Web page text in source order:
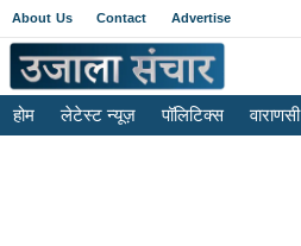
About Us Contact Advertise
होम लेटेस्ट न्यूज़ पॉलिटिक्स वाराणसी